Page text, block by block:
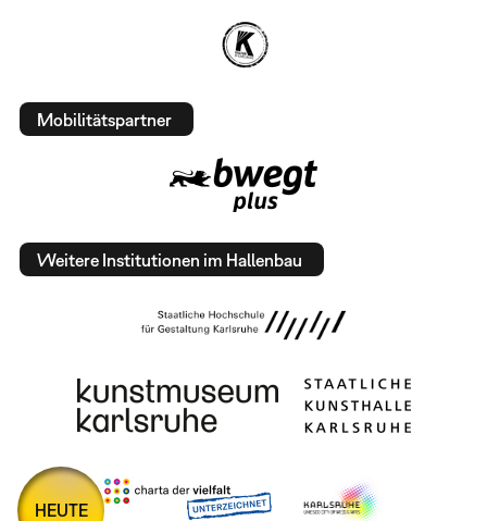
Mobilitätspartner
Weitere Institutionen im Hallenbau
HEUTE